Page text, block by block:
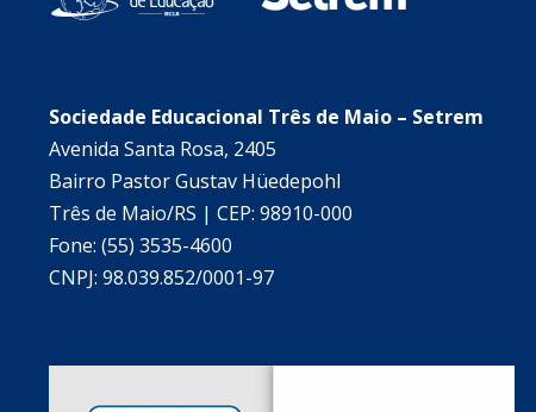
Sociedade Educacional Três de Maio – Setrem
Avenida Santa Rosa, 2405
Bairro Pastor Gustav Hüedepohl
Três de Maio/RS | CEP: 98910-000
Fone: (55) 3535-4600
CNPJ: 98.039.852/0001-97